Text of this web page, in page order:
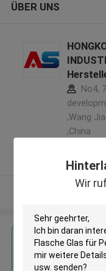
Wir
ÜBER UNS
No4,
,Wang
,China
Erhalten